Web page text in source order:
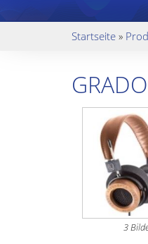
Startseite »
3